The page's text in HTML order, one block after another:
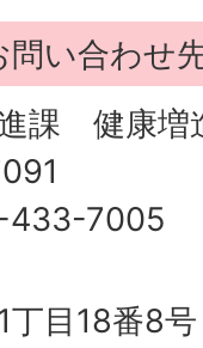
問い合わせ
課 健康増
433-7005
丁目18番8